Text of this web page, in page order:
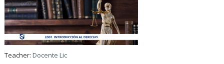
Teacher:Docente Lic